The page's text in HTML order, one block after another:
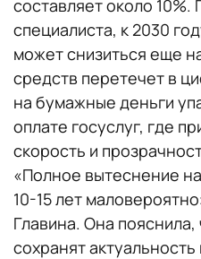
составляет около 10%.
специалиста, к 2030
может снизиться еще
средств перетечет в
на бумажные деньги
оплате госуслуг, где
скорость и
«Полное вытеснение
10-15 лет
Главина. Она
сохранят